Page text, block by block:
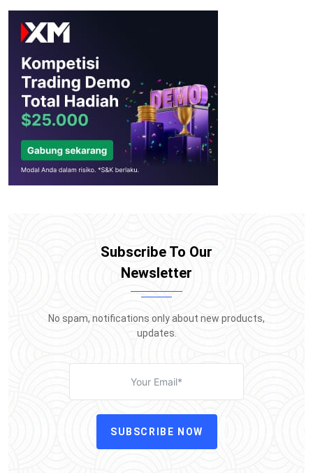
Subscribe To Our
Newsletter
No spam, notifications only about new products,
updates.
SUBSCRIBE NOW